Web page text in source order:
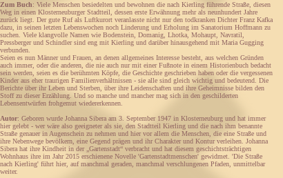
Zum Buch: Viele Menschen besiedelten und bewohnen die nach Kierling führende Straße, diesen
Weg in einen Klosterneuburger Stadtteil, dessen erste Erwähnung mehr als neunhundert Jahre
zurück liegt. Der gute Ruf als Luftkurort veranlasste nicht nur den todkranken Dichter Franz Kafka
dazu, in seinen letzten Lebenswochen noch Linderung und Erholung im Sanatorium Hoffmann zu
suchen. Viele klangvolle Namen wie Bodenstein, Domanig, Lhotka, Mohaupt, Navratil,
Pressberger und Schindler sind eng mit Kierling und darüber hinausgehend mit Maria Gugging
verbunden.
Seien es nun Männer und Frauen, an denen allgemeines Interesse besteht, aus welchen Gründen
auch immer, oder die anderen, die nie auch nur mit einer Fußnote in einem Historienbuch bedacht
sein werden, seien es die berühmten Köpfe, die Geschichte geschrieben haben oder die vergessenen
Kinder aus eher traurigen Familienverhältnissen - sie alle sind gleich wichtig und bedeutend. Die
Berichte über ihr Leben und Sterben, über ihre Leidenschaften und ihre Geheimnisse bilden den
Stoff zu dieser Erzählung. Und so manche und mancher mag sich in den geschilderten
Lebensentwürfen frohgemut wiedererkennen.
Autor: Geboren wurde Johanna Sibera am 3. September 1947 in Klosterneuburg und hat immer
hier gelebt - wer wäre also geeigneter als sie, den Stadtteil Kierling und die nach ihm benannte
Straße genauer in Augenschein zu nehmen und hier vor allem die Menschen, die eine Straße und
ihre Nebenwege bevölkern, eine Gegend prägen und ihr Charakter und Kontur verleihen. Johanna
Sibera hat ihre Kindheit in der „Gartenstadt“ verbracht und hat diesem geschichtsträchtigen
Wohnhaus ihre im Jahr 2015 erschienene Novelle 'Gartenstadtmenschen' gewidmet. 'Die Straße
nach Kierling' führt hier, auf manchmal geraden, manchmal verschlungenen Pfaden, unmittelbar
weiter.